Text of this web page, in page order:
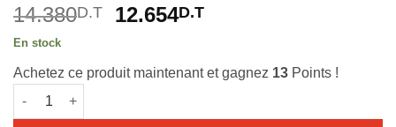
14.380D.T
Le
était :
12.654D.TLe
est :
En stock
Achetez ce produit maintenant et gagnez 13 Points !
quantité de NUK Sucette star night 6-18m